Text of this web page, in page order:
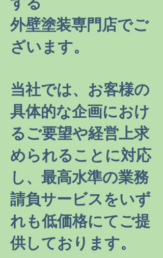
外壁塗装専門店でご
ざいます。
当社では、お客様の
具体的な企画におけ
るご要望や経営上求
められることに対応
し、最高水準の業務
請負サービスをいず
れも低価格にてご提
供しております。